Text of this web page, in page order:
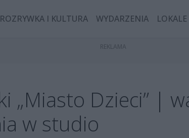
ROZRYWKA I KULTURA WYDARZENIA LOKALE
„Miasto Dzieci” |
w studio